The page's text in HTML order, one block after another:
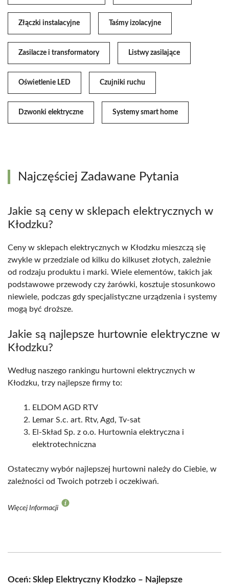
Złączki instalacyjne Taśmy izolacyjne
Zasilacze i transformatory Listwy zasilające
Oświetlenie LED Czujniki ruchu
Dzwonki elektryczne Systemy smart home
Najczęściej Zadawane Pytania
Jakie są ceny w sklepach elektrycznych w
Kłodzku?
Ceny w sklepach elektrycznych w Kłodzku mieszczą się
zwykle w przedziale od kilku do kilkuset złotych, zależnie
od rodzaju produktu i marki. Wiele elementów, takich jak
podstawowe przewody czy żarówki, kosztuje stosunkowo
niewiele, podczas gdy specjalistyczne urządzenia i systemy
mogą być droższe.
Jakie są najlepsze hurtownie elektryczne w
Kłodzku?
Według naszego rankingu hurtowni elektrycznych w
Kłodzku, trzy najlepsze firmy to:
ELDOM AGD RTV
Lemar S.c. art. Rtv, Agd, Tv-sat
El-Skład Sp. z o.o. Hurtownia elektryczna i
elektrotechniczna
Ostateczny wybór najlepszej hurtowni należy do Ciebie, w
zależności od Twoich potrzeb i oczekiwań.
Więcej Informacji
Oceń: Sklep Elektryczny Kłodzko – Najlepsze